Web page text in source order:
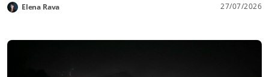
Elena Rava 27/07/2026